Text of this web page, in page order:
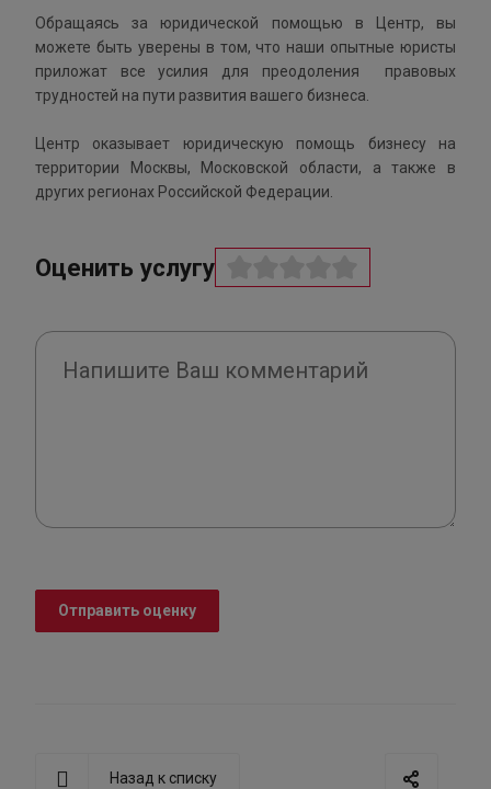
Обращаясь за юридической помощью в Центр, вы
можете быть уверены в том, что наши опытные юристы
приложат все усилия для преодоления правовых
трудностей на пути развития вашего бизнеса.
Центр оказывает юридическую помощь бизнесу на
территории Москвы, Московской области, а также в
других регионах Российской Федерации.
Оценить услугу
Отправить оценку
Назад к списку